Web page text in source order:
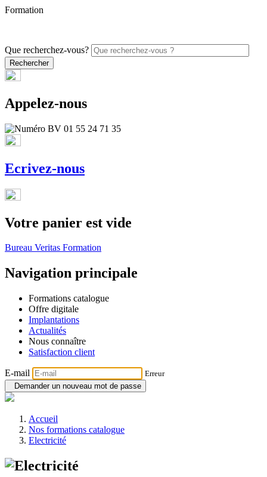
Formation
Que recherchez-vous?
Appelez-nous
Ecrivez-nous
Votre panier est vide
Bureau Veritas Formation
Navigation principale
Formations catalogue
Offre digitale
Implantations
Actualités
Nous connaître
Satisfaction client
E-mail
Erreur
Demander un nouveau mot de passe
Accueil
Nos formations catalogue
Electricité